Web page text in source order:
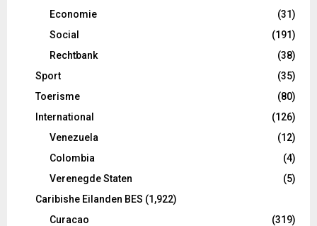
Economie
(31)
Social
(191)
Rechtbank
(38)
Sport
(35)
Toerisme
(80)
International
(126)
Venezuela
(12)
Colombia
(4)
Verenegde Staten
(5)
Caribishe Eilanden BES (1,922)
Curacao
(319)